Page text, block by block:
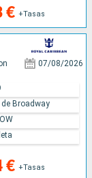
€ +Tasas
07/08/2026
€ +Tasas
Broadway